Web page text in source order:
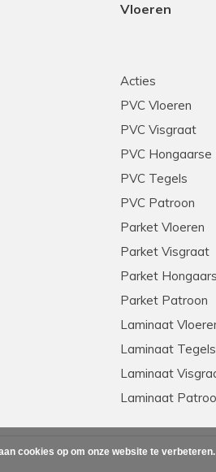
Vloeren
Acties
PVC Vloeren
PVC Visgraat
PVC Hongaarse
PVC Tegels
PVC Patroon
Parket Vloeren
Parket Visgraat
Parket
Parket Patroon
Laminaat
Laminaat Tegels
Laminaat
Laminaat
cookies op om onze website te